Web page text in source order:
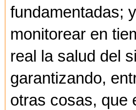
fundamentadas; y
monitorear en
real la salud del
garantizando,
otras cosas, que